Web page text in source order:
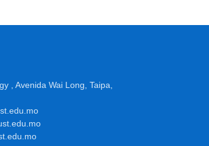
, Avenida Wai Long, Taipa,